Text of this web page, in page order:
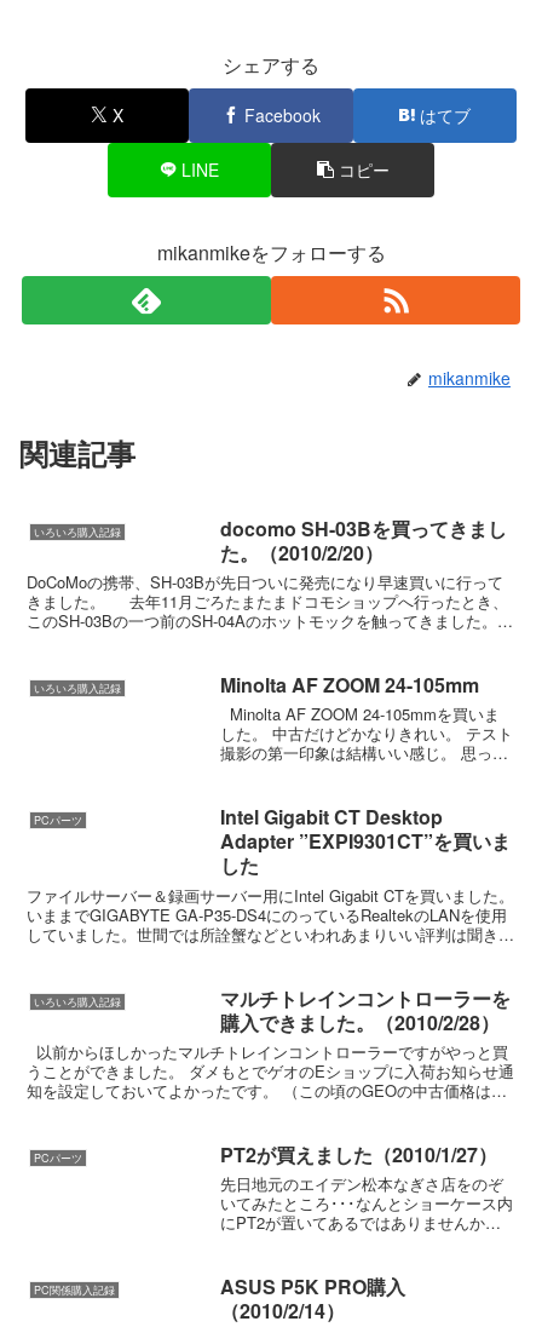
シェアする
X Facebook はてブ
LINE コピー
mikanmikeをフォローする
mikanmike
関連記事
いろいろ購入記録
docomo SH-03Bを買ってきまし
た。（2010/2/20）
DoCoMoの携帯、SH-03Bが先日ついに発売になり早速買いに行って
きました。 去年11月ごろたまたまドコモショップへ行ったとき、
このSH-03Bの一つ前のSH-04Aのホットモックを触ってきました。
いろいろ購入記録 Minolta AF ZOOM 24-105mm
Minolta AF ZOOM 24-105mmを買いま
した。 中古だけどかなりきれい。 テスト
撮影の第一印象は結構いい感じ。 思った
売っちゃおうかな。...
PCパーツ
Intel Gigabit CT Desktop
Adapter ”EXPI9301CT”を買いま
した
ファイルサーバー＆録画サーバー用にIntel Gigabit CTを買いました。
いままでGIGABYTE GA-P35-DS4にのっているRealtekのLANを使用
していました。世間では所詮蟹などといわれあまりいい評判は聞きま
いろいろ購入記録
マルチトレインコントローラーを
購入できました。（2010/2/28）
以前からほしかったマルチトレインコントローラーですがやっと買
うことができました。 ダメもとでゲオのEショップに入荷お知らせ通
知を設定しておいてよかったです。 （この頃のGEOの中古価格は
PCパーツ PT2が買えました（2010/1/27）
先日地元のエイデン松本なぎさ店をのぞ
いてみたところ･･･なんとショーケース内
にPT2が置いてあるではありませんか！1
けど･･･どうやら入荷できたようです。一
昨日行って...
PC関係購入記録
ASUS P5K PRO購入
（2010/2/14）